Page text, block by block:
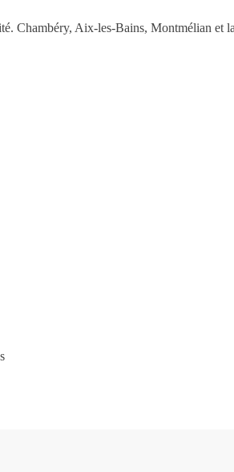
Chambéry, Aix-les-Bains, Montmélian et